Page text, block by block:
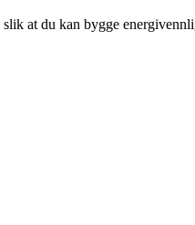
at du kan bygge